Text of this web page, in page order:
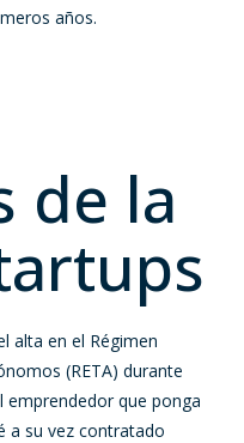
años.
de la
alta en el Régimen
(RETA) durante
emprendedor que ponga
a su vez contratado